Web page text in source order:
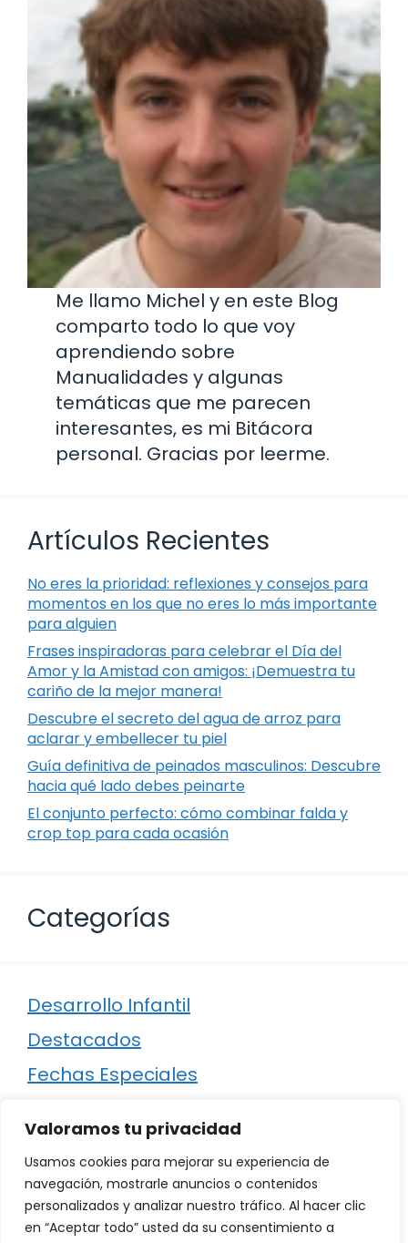
Valoramos tu privacidad
Usamos cookies para mejorar su experiencia de
navegación, mostrarle anuncios o contenidos
personalizados y analizar nuestro tráfico. Al hacer clic
en “Aceptar todo” usted da su consentimiento a
Me llamo Michel y en este Blog
comparto todo lo que voy
aprendiendo sobre
Manualidades y algunas
temáticas que me parecen
interesantes, es mi Bitácora
personal. Gracias por leerme.
Artículos Recientes
No eres la prioridad: reflexiones y consejos para
momentos en los que no eres lo más importante
para alguien
Frases inspiradoras para celebrar el Día del
Amor y la Amistad con amigos: ¡Demuestra tu
cariño de la mejor manera!
Descubre el secreto del agua de arroz para
aclarar y embellecer tu piel
Guía definitiva de peinados masculinos: Descubre
hacia qué lado debes peinarte
El conjunto perfecto: cómo combinar falda y
crop top para cada ocasión
Categorías
Desarrollo Infantil
Destacados
Fechas Especiales
Regalos
Relaciones